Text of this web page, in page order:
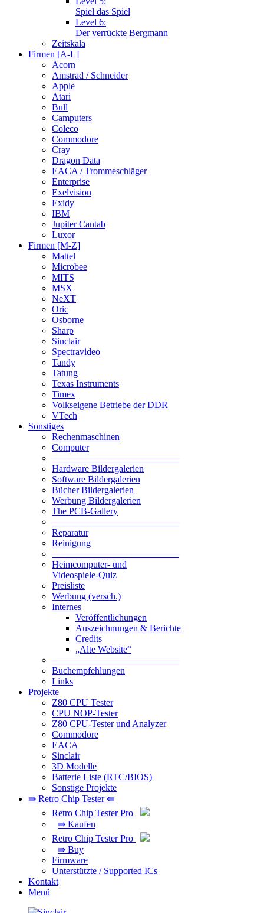
Spiel das Spiel
Level 6:
Der verrückte Bergmann
Zeitskala
Firmen [A-L]
Acorn
Amstrad / Schneider
Apple
Atari
Bull
Camputers
Coleco
Commodore
Cray
Dragon Data
EACA / Trommeschläger
Enterprise
Exelvision
Exidy
IBM
Jupiter Cantab
Luxor
Firmen [M-Z]
Mattel
Microbee
MITS
MSX
NeXT
Oric
Osborne
Sharp
Sinclair
Spectravideo
Tandy
Tatung
Texas Instruments
Timex
Volkseigene Betriebe der DDR
VTech
Sonstiges
Rechenmaschinen
Computer
—————————————–
Hardware Bildergalerien
Software Bildergalerien
Bücher Bildergalerien
Werbung Bildergalerien
The PCB-Gallery
—————————————–
Reparatur
Reinigung
—————————————–
Heimcomputer- und
Videospiele-Quiz
Preisliste
Werbung (versch.)
Internes
Veröffentlichungen
Auszeichnungen & Berichte
Credits
„Alte Website“
—————————————–
Buchempfehlungen
Links
Projekte
Z80 CPU Tester
CPU NOP-Tester
Z80 CPU-Tester und Analyzer
Commodore
EACA
Sinclair
3D Modelle
Batterie Liste (RTC/BIOS)
Sonstige Projekte
⇛ Retro Chip Tester ⇚
Retro Chip Tester Pro
⇛ Kaufen
Retro Chip Tester Pro
⇛ Buy
Firmware
Unterstützte / Supported ICs
Kontakt
Menü